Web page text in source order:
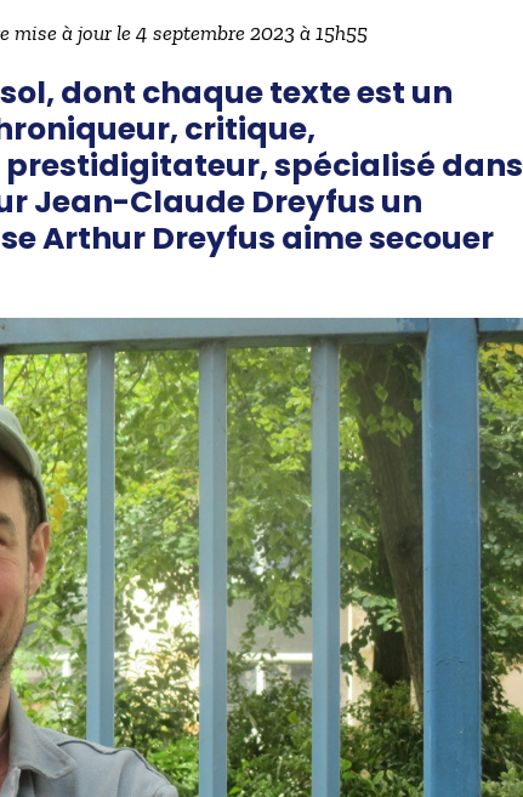
mise à jour le 4 septembre 2023 à 15h55
dont chaque texte est un
critique,
spécialisé dans
Jean-Claude Dreyfus un
Arthur Dreyfus aime secouer